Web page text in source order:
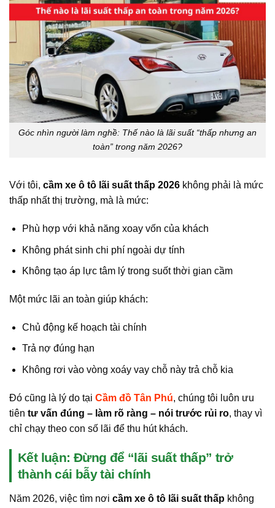
Góc nhìn người làm nghề: Thế nào là lãi suất “thấp nhưng an
toàn” trong năm 2026?
Với tôi, cầm xe ô tô lãi suất thấp 2026 không phải là mức
thấp nhất thị trường, mà là mức:
Phù hợp với khả năng xoay vốn của khách
Không phát sinh chi phí ngoài dự tính
Không tạo áp lực tâm lý trong suốt thời gian cầm
Một mức lãi an toàn giúp khách:
Chủ động kế hoạch tài chính
Trả nợ đúng hạn
Không rơi vào vòng xoáy vay chỗ này trả chỗ kia
Đó cũng là lý do tại Cầm đồ Tân Phú, chúng tôi luôn ưu
tiên tư vấn đúng – làm rõ ràng – nói trước rủi ro, thay vì
chỉ chạy theo con số lãi để thu hút khách.
Kết luận: Đừng để “lãi suất thấp” trở
thành cái bẫy tài chính
Năm 2026, việc tìm nơi cầm xe ô tô lãi suất thấp không